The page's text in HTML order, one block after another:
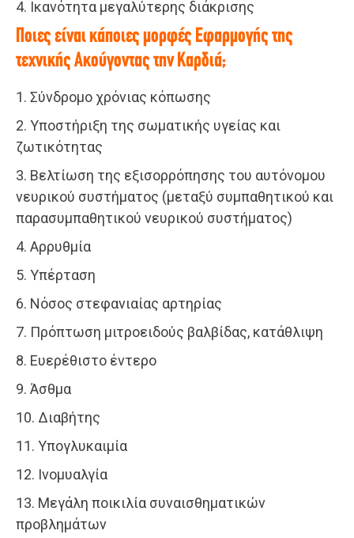
4. Ικανότητα μεγαλύτερης διάκρισης
Ποιες είναι κάποιες μορφές Εφαρμογής της
τεχνικής Ακούγοντας την Καρδιά;
1. Σύνδρομο χρόνιας κόπωσης
2. Υποστήριξη της σωματικής υγείας και
ζωτικότητας
3. Βελτίωση της εξισορρόπησης του αυτόνομου
νευρικού συστήματος (μεταξύ συμπαθητικού και
παρασυμπαθητικού νευρικού συστήματος)
4. Αρρυθμία
5. Υπέρταση
6. Νόσος στεφανιαίας αρτηρίας
7. Πρόπτωση μιτροειδούς βαλβίδας, κατάθλιψη
8. Ευερέθιστο έντερο
9. Άσθμα
10. Διαβήτης
11. Υπογλυκαιμία
12. Ινομυαλγία
13. Μεγάλη ποικιλία συναισθηματικών
προβλημάτων